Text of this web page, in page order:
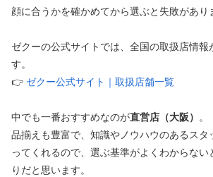
顔に合うかを確かめてから選ぶと失敗があり
ゼクーの公式サイトでは、全国の取扱店情報
す。
👉 ゼクー公式サイト｜取扱店舗一覧
中でも一番おすすめなのが直営店（大阪） 。
品揃えも豊富で、知識やノウハウのあるスタ
ってくれるので、選ぶ基準がよくわからない
りだと思います。